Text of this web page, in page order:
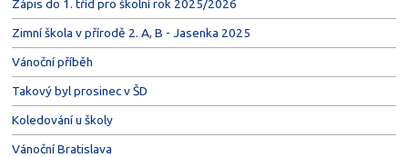
Zápis do 1. tříd pro školní rok 2025/2026
Zimní škola v přírodě 2. A, B - Jasenka 2025
Vánoční příběh
Takový byl prosinec v ŠD
Koledování u školy
Vánoční Bratislava